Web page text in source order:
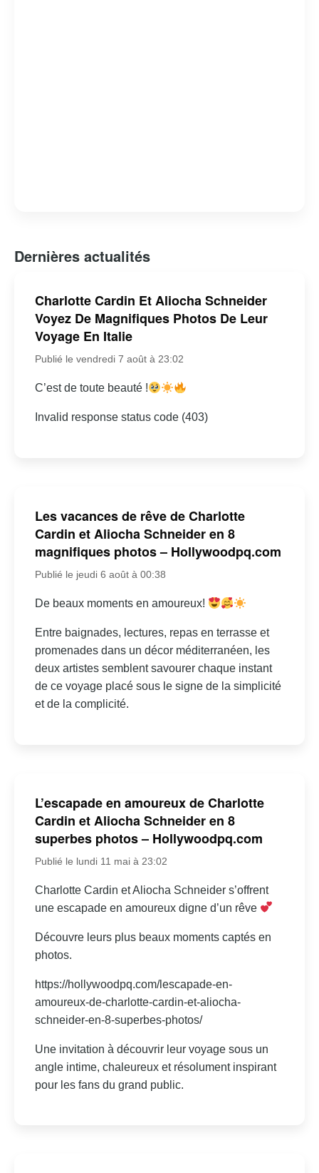
Dernières actualités
Charlotte Cardin Et Aliocha Schneider
Voyez De Magnifiques Photos De Leur
Voyage En Italie
Publié le vendredi 7 août à 23:02
C’est de toute beauté !
Invalid response status code (403)
Les vacances de rêve de Charlotte
Cardin et Aliocha Schneider en 8
magnifiques photos – Hollywoodpq.com
Publié le jeudi 6 août à 00:38
De beaux moments en amoureux!
Entre baignades, lectures, repas en terrasse et
promenades dans un décor méditerranéen, les
deux artistes semblent savourer chaque instant
de ce voyage placé sous le signe de la simplicité
et de la complicité.
L’escapade en amoureux de Charlotte
Cardin et Aliocha Schneider en 8
superbes photos – Hollywoodpq.com
Publié le lundi 11 mai à 23:02
Charlotte Cardin et Aliocha Schneider s’offrent
une escapade en amoureux digne d’un rêve
Découvre leurs plus beaux moments captés en
photos.
https://hollywoodpq.com/lescapade-en-
amoureux-de-charlotte-cardin-et-aliocha-
schneider-en-8-superbes-photos/
Une invitation à découvrir leur voyage sous un
angle intime, chaleureux et résolument inspirant
pour les fans du grand public.